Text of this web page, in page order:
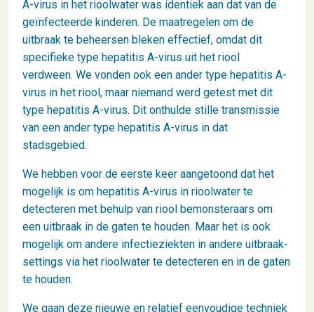
A-virus in het rioolwater was identiek aan dat van de
geïnfecteerde kinderen. De maatregelen om de
uitbraak te beheersen bleken effectief, omdat dit
specifieke type hepatitis A-virus uit het riool
verdween. We vonden ook een ander type hepatitis A-
virus in het riool, maar niemand werd getest met dit
type hepatitis A-virus. Dit onthulde stille transmissie
van een ander type hepatitis A-virus in dat
stadsgebied.
We hebben voor de eerste keer aangetoond dat het
mogelijk is om hepatitis A-virus in rioolwater te
detecteren met behulp van riool bemonsteraars om
een uitbraak in de gaten te houden. Maar het is ook
mogelijk om andere infectieziekten in andere uitbraak-
settings via het rioolwater te detecteren en in de gaten
te houden.
We gaan deze nieuwe en relatief eenvoudige techniek